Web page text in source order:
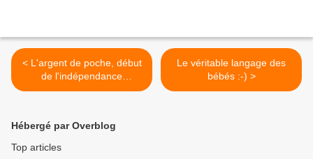
< L'argent de poche, début
de l'indépendance
financière ?
Le véritable langage des
bébés :-) >
Hébergé par Overblog
Top articles